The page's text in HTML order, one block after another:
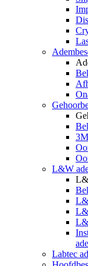
L&W
Labtec